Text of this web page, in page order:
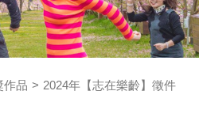
作品
2024年【志在樂齡】徵件